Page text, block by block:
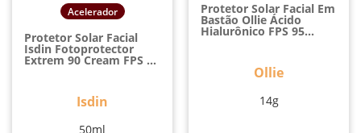
Acelerador
Protetor Solar Facial
Isdin Fotoprotector
Extrem 90 Cream FPS 90
Isdin
50ml
Protetor Solar Facial Em
Bastão Ollie Ácido
Hialurônico FPS 95
Ollie
14g